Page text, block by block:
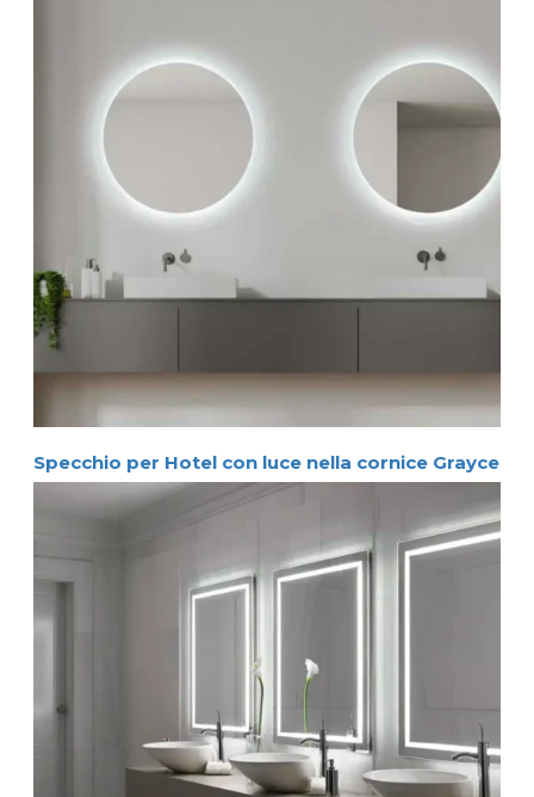
Specchio per Hotel con luce nella cornice Grayce